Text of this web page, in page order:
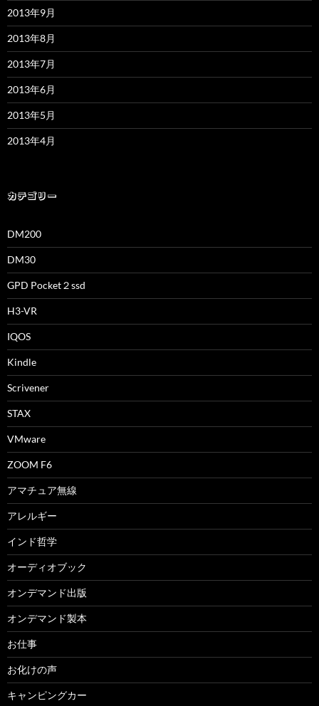
2013年9月
2013年8月
2013年7月
2013年6月
2013年5月
2013年4月
カテゴリー
DM200
DM30
GPD Pocket２ssd
H3-VR
IQOS
Kindle
Scrivener
STAX
VMware
ZOOM F6
アマチュア無線
アレルギー
インド哲学
オーディオブック
オンデマンド出版
オンデマンド製本
お仕事
お化けの声
キャンピングカー